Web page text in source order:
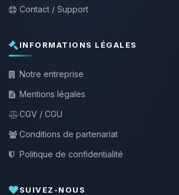
Contact / Support
INFORMATIONS LÉGALES
Notre entreprise
Mentions légales
CGV / CGU
Conditions de partenariat
Politique de confidentialité
SUIVEZ-NOUS